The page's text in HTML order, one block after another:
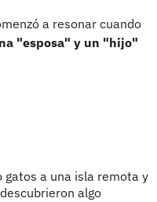
a resonar cuando
"esposa" y un "hijo"
gatos a una isla remota y
algo